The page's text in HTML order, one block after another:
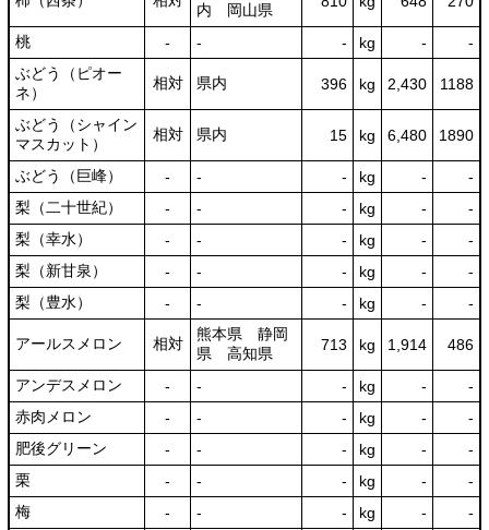
内 岡山県
桃 ‐ ‐ ‐ kg -
‐
ぶどう（ピオー
ネ）
相対 県内 396 kg 2,430 1188
ぶどう（シャイン
マスカット）
相対 県内 15 kg 6,480 1890
ぶどう（巨峰） ‐ ‐ ‐ kg -
‐
梨（二十世紀）
‐ ‐ ‐ kg -
‐
梨（幸水）
‐ ‐ ‐ kg -
‐
梨（新甘泉）
‐ ‐ ‐ kg -
‐
梨（豊水）
‐ ‐ ‐ kg - ‐
アールスメロン 相対
熊本県 静岡
県 高知県
713 kg 1,914 486
アンデスメロン ‐ ‐ ‐ kg -
‐
赤肉メロン
‐ ‐ ‐ kg -
‐
肥後グリーン
‐ ‐ ‐ kg -
‐
栗
‐ ‐ ‐ kg -
‐
梅
‐ ‐ ‐ kg - ‐